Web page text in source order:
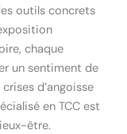
outils concrets
chaque
un sentiment de
d’angoisse
en TCC est
être.